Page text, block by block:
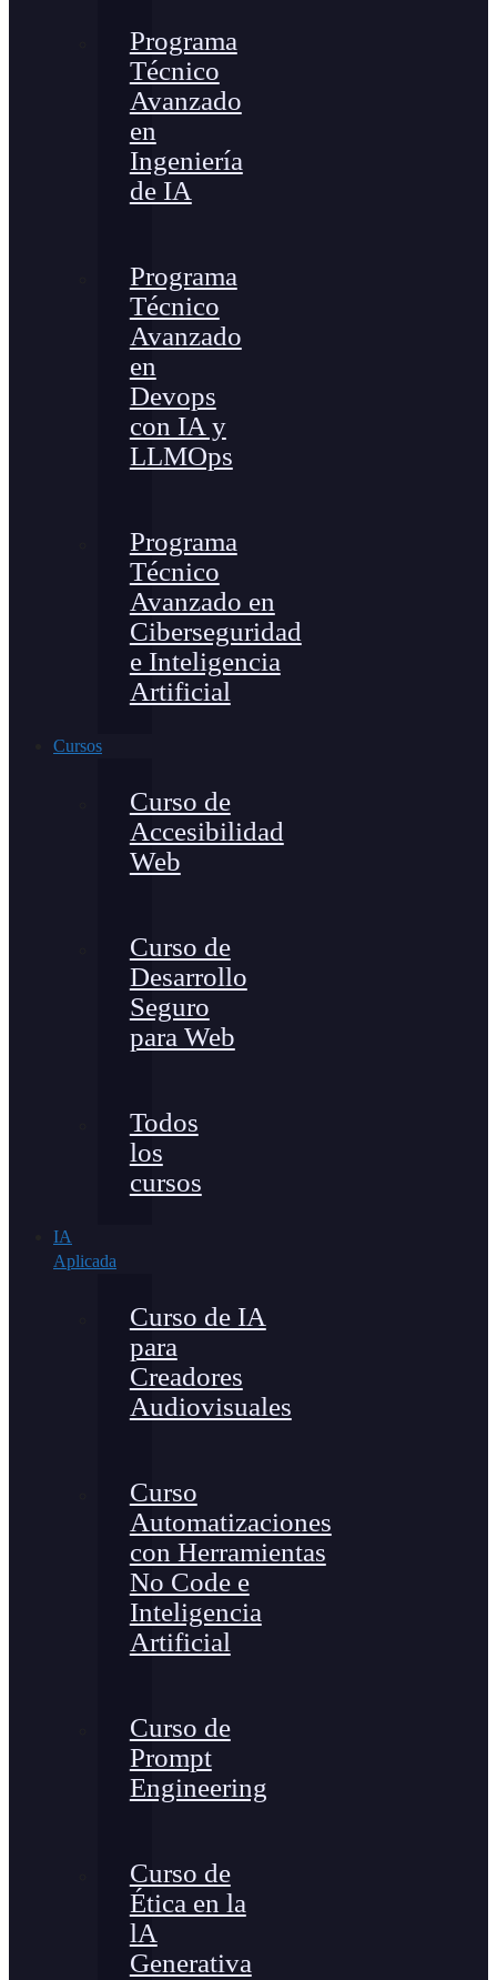
Programa
Técnico
Avanzado
en
Ingeniería
de IA
Programa
Técnico
Avanzado
en
Devops
con IA y
LLMOps
Programa
Técnico
Avanzado en
Ciberseguridad
e Inteligencia
Artificial
Cursos
Curso de
Accesibilidad
Web
Curso de
Desarrollo
Seguro
para Web
Todos
los
cursos
IA
Aplicada
Curso de IA
para
Creadores
Audiovisuales
Curso
Automatizaciones
con Herramientas
No Code e
Inteligencia
Artificial
Curso de
Prompt
Engineering
Curso de
Ética en la
lA
Generativa